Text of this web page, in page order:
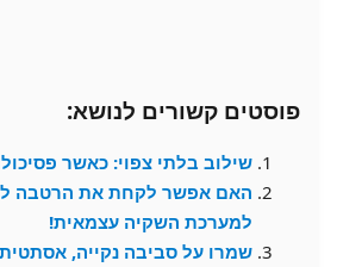
פוסטים קשורים לנושא:
שילוב בלתי צפוי: כאשר
האם אפשר לקחת את הרטבה
למערכת השקיה עצמאית!
שמרו על סביבה נקייה,